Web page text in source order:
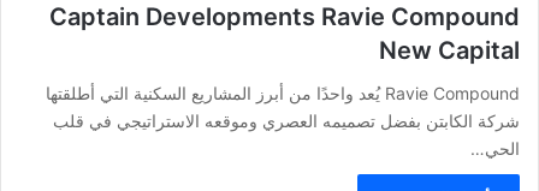
Captain Developments Ravie Compound
New Capital
Ravie Compound يُعد واحدًا من أبرز المشاريع السكنية التي أطلقتها
شركة الكابتن بفضل تصميمه العصري وموقعه الاستراتيجي في قلب
الحي…